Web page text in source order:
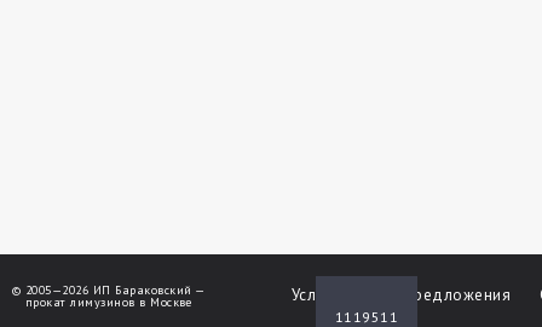
Услуги Спецпредложения
1119511
© 2005—2026 ИП Бараковский —
прокат лимузинов в Москве